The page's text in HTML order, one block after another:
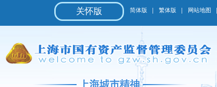
碍
说
网站地图
繁体版
简体版
关怀版